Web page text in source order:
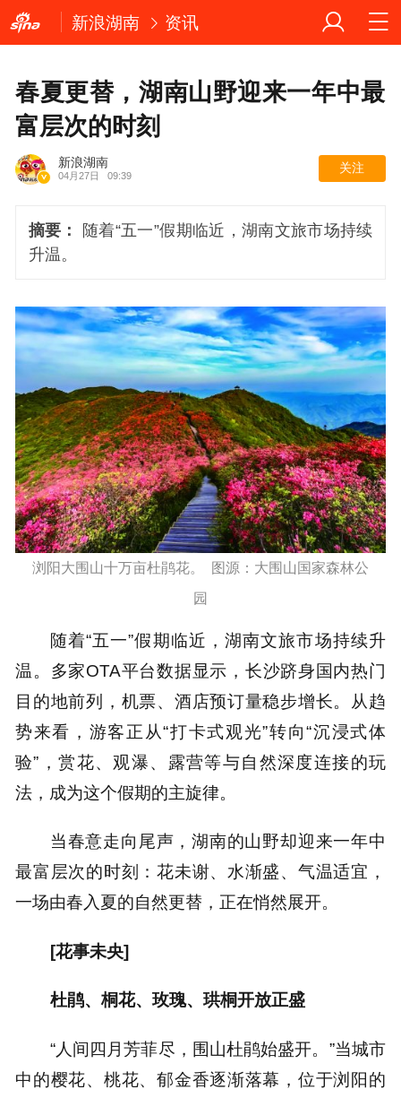
新浪湖南 资讯
春夏更替，湖南山野迎来一年中最
富层次的时刻
新浪湖南
04月27日 09:39
关注
摘要：
随着“五一”假期临近，湖南文旅市场持续
升温。
浏阳大围山十万亩杜鹃花。 图源：大围山国家森林公
园
随着“五一”假期临近，湖南文旅市场持续升
温。多家OTA平台数据显示，长沙跻身国内热门
目的地前列，机票、酒店预订量稳步增长。从趋
势来看，游客正从“打卡式观光”转向“沉浸式体
验”，赏花、观瀑、露营等与自然深度连接的玩
法，成为这个假期的主旋律。
当春意走向尾声，湖南的山野却迎来一年中
最富层次的时刻：花未谢、水渐盛、气温适宜，
一场由春入夏的自然更替，正在悄然展开。
[花事未央]
杜鹃、桐花、玫瑰、珙桐开放正盛
“人间四月芳菲尽，围山杜鹃始盛开。”当城市
中的樱花、桃花、郁金香逐渐落幕，位于浏阳的